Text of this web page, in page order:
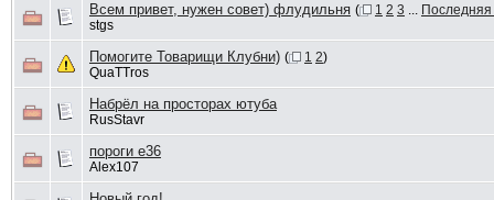
Всем привет, нужен совет) флудильня ( 1 2 3 ...
stgs
Помогите Товарищи Клубни) ( 1 2)
QuaTTros
Набрёл на просторах ютуба
RusStavr
пороги е36
Alex107